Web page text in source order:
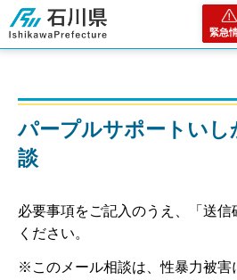
石川県
緊急
パープルサポートいし
談
必要事項をご記入のうえ、「送信
ください。
※このメール相談は、性暴力被害